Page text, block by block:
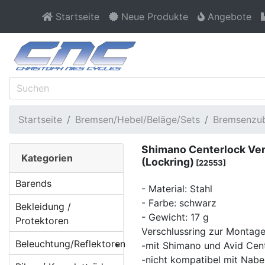
Startseite Neue Produkte Angebote
Startseite Bremsen/Hebel/Beläge/Sets
Shimano Centerlock
(Lockring) [22553]
- Material: Stahl
- Farbe: schwarz
- Gewicht: 17 g
Verschlussring zur
-mit Shimano und Avid
-nicht kompatibel mit
Kategorien
Barends
Bekleidung /
Protektoren
Beleuchtung/Reflektoren